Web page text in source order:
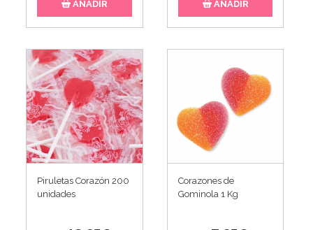
AÑADIR AÑADIR
Piruletas Corazón 200
unidades
Corazones de
Gominola 1 Kg